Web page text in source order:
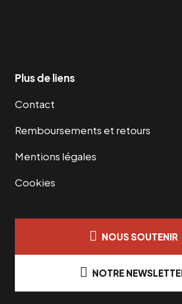
Plus de liens
Contact
Remboursements et retours
Mentions légales
Cookies
NOUS SOUTENIR
NOTRE